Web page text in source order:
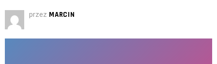
przez MARCIN